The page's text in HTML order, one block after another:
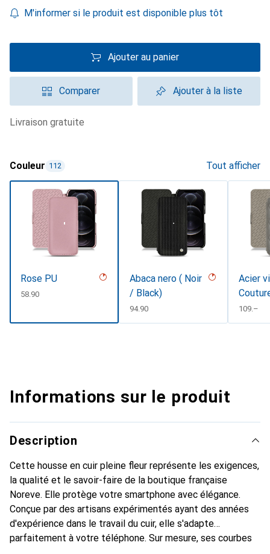
M'informer si le produit est disponible plus tôt
Ajouter au panier
Comparer Ajouter à la liste
livraison gratuite
Couleur 112 Tout afficher
Rose PU
CHF
58.90
Abaca nero ( Noir
/ Black)
CHF
94.90
Acier
CHF
109.–
Informations sur le produit
Description
Cette housse en cuir pleine fleur représente les exigences,
la qualité et le savoir-faire de la boutique française
Noreve. Elle protège votre smartphone avec élégance.
Conçue par des artisans expérimentés ayant des années
d'expérience dans le travail du cuir, elle s'adapte
parfaitement à votre téléphone. Sur mesure, ses courbes